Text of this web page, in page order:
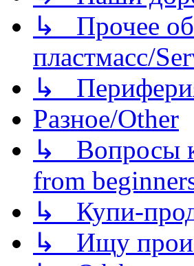
↳ Прочее
пластмасс/
↳
Разное/Other
↳ Вопросы к
from
↳ Купи-
↳ Ищу